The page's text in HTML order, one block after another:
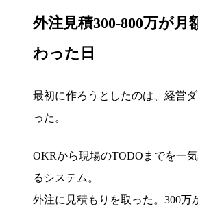
外注見積300-800万が月
わった日
最初に作ろうとしたのは、経営
った。
OKRから現場のTODOまでを一
るシステム。
外注に見積もりを取った。300万